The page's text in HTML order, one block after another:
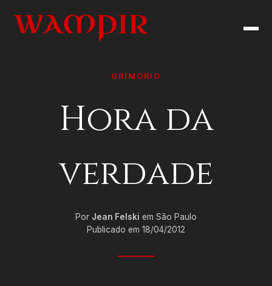
GRIMÓRIO
Hora da
verdade
Por Jean Felski em São Paulo
Publicado em 18/04/2012